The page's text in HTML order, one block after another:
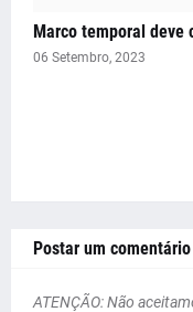
Marco temporal deve
06 Setembro, 2023
Postar um comentário
ATENÇÃO: Não